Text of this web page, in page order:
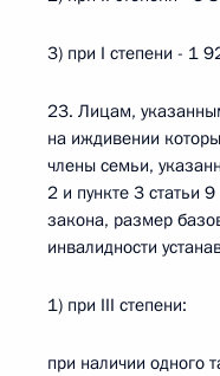
3) при I степени - 1
23. Лицам,
на иждивении
члены семьи,
2 и пункте 3 статьи
закона, размер
инвалидности
1) при III степени:
при наличии одного